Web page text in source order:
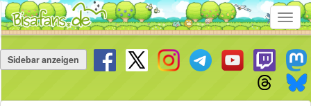
überspringen
Sidebar anzeigen